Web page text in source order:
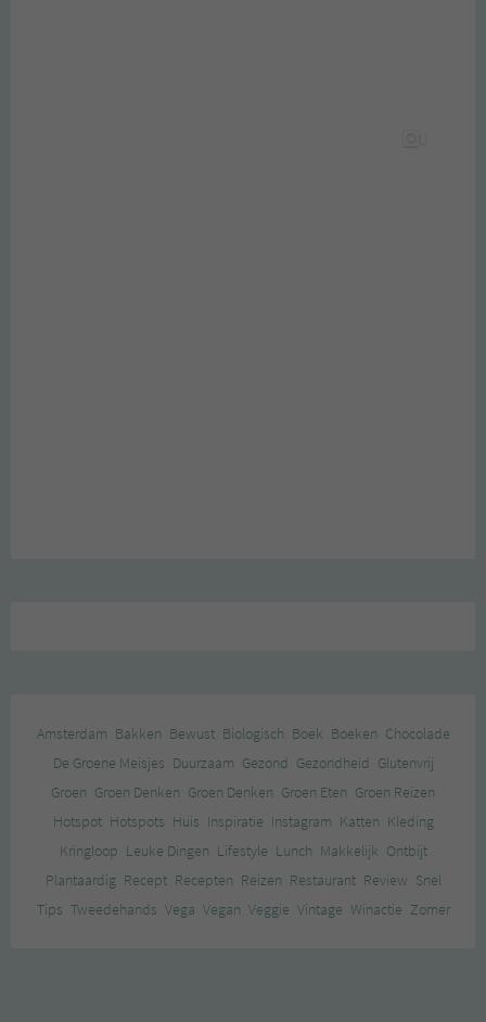
Amsterdam Bakken Bewust Biologisch Boek Boeken Chocolade
De Groene Meisjes Duurzaam Gezond Gezondheid Glutenvrij
Groen Groen Denken Groen Denken Groen Eten Groen Reizen
Hotspot Hotspots Huis Inspiratie Instagram Katten Kleding
Kringloop Leuke Dingen Lifestyle Lunch Makkelijk Ontbijt
Plantaardig Recept Recepten Reizen Restaurant Review Snel
Tips Tweedehands Vega Vegan Veggie Vintage Winactie Zomer